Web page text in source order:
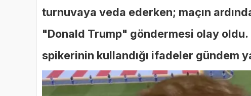
turnuvaya veda ederken; maçın
"Donald Trump" göndermesi olay oldu.
spikerinin kullandığı ifadeler gündem